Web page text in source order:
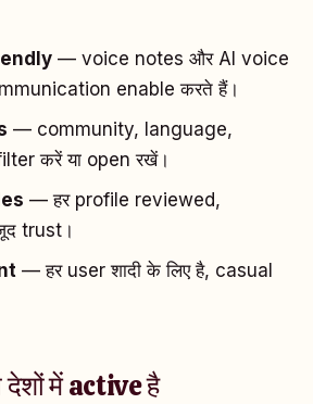
— voice notes और AI voice
enable करते हैं।
— community, language,
करें या open रखें।
— हर profile reviewed,
trust।
— हर user शादी के लिए है, casual
में active है